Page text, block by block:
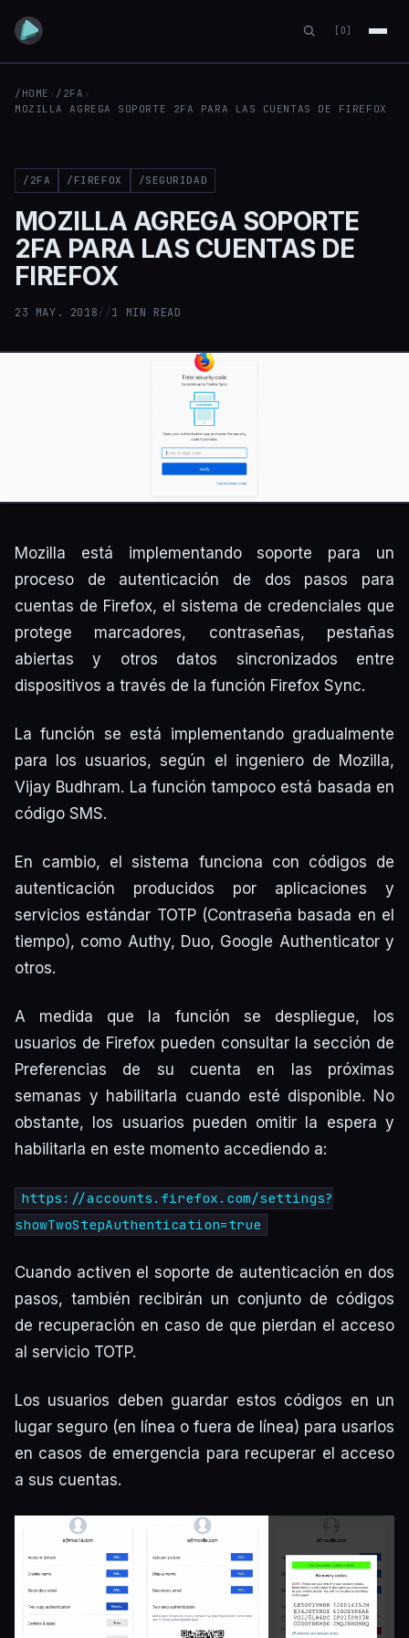
[D]
/HOME › /2FA ›
MOZILLA AGREGA SOPORTE 2FA PARA LAS CUENTAS DE FIREFOX
/2FA /FIREFOX /SEGURIDAD
MOZILLA AGREGA SOPORTE
2FA PARA LAS CUENTAS DE
FIREFOX
23 MAY. 2018//1 MIN READ
Mozilla está implementando soporte para un
proceso de autenticación de dos pasos para
cuentas de Firefox, el sistema de credenciales que
protege marcadores, contraseñas, pestañas
abiertas y otros datos sincronizados entre
dispositivos a través de la función Firefox Sync.
La función se está implementando gradualmente
para los usuarios, según el ingeniero de Mozilla,
Vijay Budhram. La función tampoco está basada en
código SMS.
En cambio, el sistema funciona con códigos de
autenticación producidos por aplicaciones y
servicios estándar TOTP (Contraseña basada en el
tiempo), como Authy, Duo, Google Authenticator y
otros.
A medida que la función se despliegue, los
usuarios de Firefox pueden consultar la sección de
Preferencias de su cuenta en las próximas
semanas y habilitarla cuando esté disponible. No
obstante, los usuarios pueden omitir la espera y
habilitarla en este momento accediendo a:
https://accounts.firefox.com/settings?
showTwoStepAuthentication=true
Cuando activen el soporte de autenticación en dos
pasos, también recibirán un conjunto de códigos
de recuperación en caso de que pierdan el acceso
al servicio TOTP.
Los usuarios deben guardar estos códigos en un
lugar seguro (en línea o fuera de línea) para usarlos
en casos de emergencia para recuperar el acceso
a sus cuentas.